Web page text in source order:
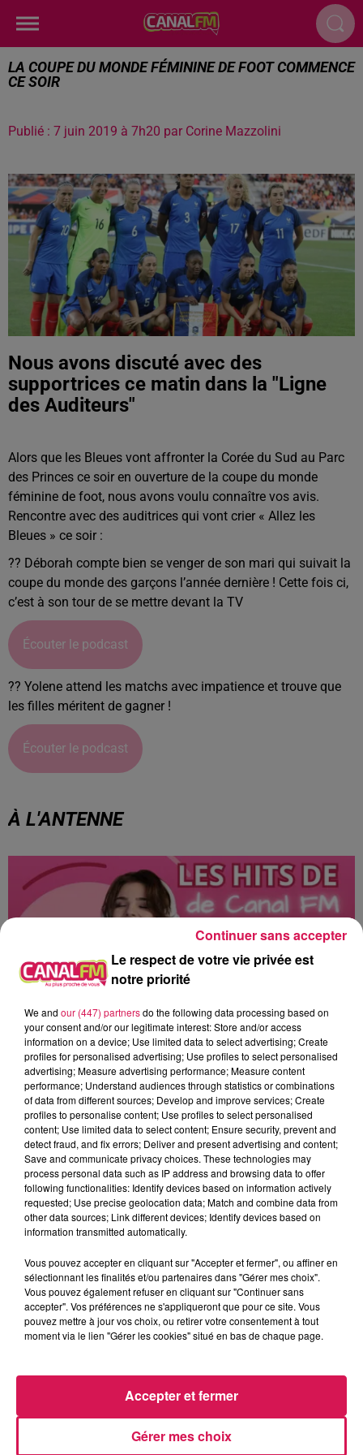
LA COUPE DU MONDE FÉMININE DE FOOT COMMENCE
CE SOIR
Publié : 7 juin 2019 à 7h20 par Corine Mazzolini
Nous avons discuté avec des
supportrices ce matin dans la "Ligne
des Auditeurs"
Alors que les Bleues vont affronter la Corée du Sud au Parc
des Princes ce soir en ouverture de la coupe du monde
féminine de foot, nous avons voulu connaître vos avis.
Rencontre avec des auditrices qui vont crier « Allez les
Bleues » ce soir :
?? Déborah compte bien se venger de son mari qui suivait la
coupe du monde des garçons l’année dernière ! Cette fois ci,
c’est à son tour de se mettre devant la TV
Écouter le podcast
?? Yolene attend les matchs avec impatience et trouve que
les filles méritent de gagner !
Écouter le podcast
À L'ANTENNE
12h00 - 22h00
Les hits de Canal FM
I Swear
MARTIN GARRIX
Repeat It
20h13
20h13
Tainted Love
LES ARTICLES LES PLUS CONSULTÉS
CHALEUR ET RISQUE
D'ORAGES CE LUNDI EN
Le respect de votre vie privée est
notre priorité
We and our (447) partnersdo the following data processing based on
your consent and/or our legitimate interest: Store and/or access
information on a device; Use limited data to select advertising; Create
profiles for personalised advertising; Use profiles to select personalised
advertising; Measure advertising performance; Measure content
performance; Understand audiences through statistics or combinations
of data from different sources; Develop and improve services; Create
profiles to personalise content; Use profiles to select personalised
content; Use limited data to select content; Ensure security, prevent and
detect fraud, and fix errors; Deliver and present advertising and content;
Save and communicate privacy choices. These technologies may
process personal data such as IP address and browsing data to offer
following functionalities: Identify devices based on information actively
requested; Use precise geolocation data; Match and combine data from
other data sources; Link different devices; Identify devices based on
information transmitted automatically.
Vous pouvez accepter en cliquant sur "Accepter et fermer", ou affiner en
sélectionnant les finalités et/ou partenaires dans "Gérer mes choix".
Vous pouvez également refuser en cliquant sur "Continuer sans
accepter". Vos préférences ne s'appliqueront que pour ce site. Vous
pouvez mettre à jour vos choix, ou retirer votre consentement à tout
moment via le lien "Gérer les cookies" situé en bas de chaque page.
Gérer mes choix
Accepter et fermer
Continuer sans accepter